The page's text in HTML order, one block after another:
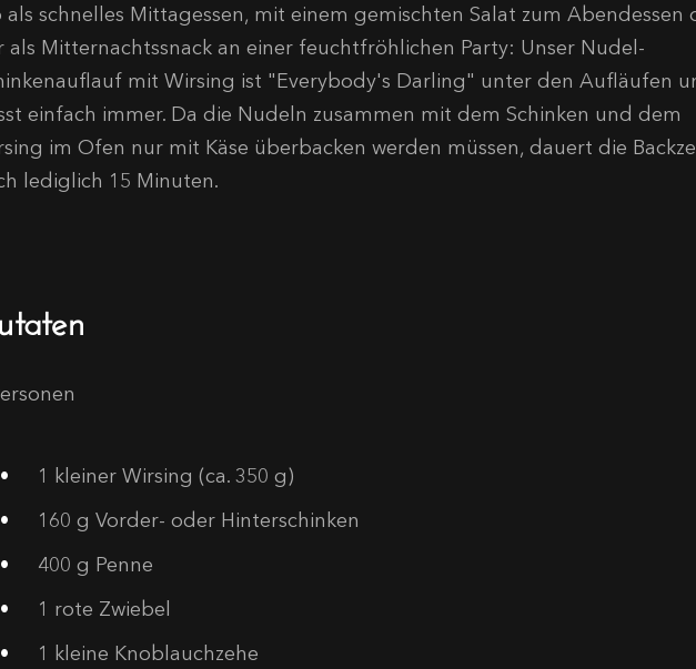
als schnelles Mittagessen, mit einem gemischten Salat zum Abendessen
als Mitternachtssnack an einer feuchtfröhlichen Party: Unser Nudel-
mit Wirsing ist "Everybody's Darling" unter den Aufläufen
einfach immer. Da die Nudeln zusammen mit dem Schinken und dem
im Ofen nur mit Käse überbacken werden müssen, dauert die
lediglich 15 Minuten.
1 kleiner Wirsing (ca. 350 g)
160 g Vorder- oder Hinterschinken
400 g Penne
1 rote Zwiebel
1 kleine Knoblauchzehe